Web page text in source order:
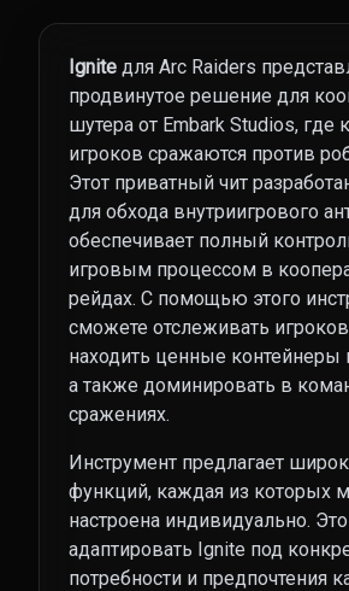
Ignite для Arc Raiders
продвинутое решение для
шутера от Embark Studios, где
игроков сражаются против
Этот приватный чит
для обхода внутриигрового
обеспечивает полный
игровым процессом в
рейдах. С помощью этого
сможете отслеживать
находить ценные
а также доминировать в
сражениях.
Инструмент предлагает
функций, каждая из которых
настроена индивидуально.
адаптировать Ignite под
потребности и предпочтения